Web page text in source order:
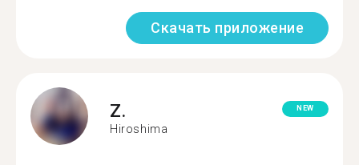
Скачать приложение
Z.
Hiroshima
NEW